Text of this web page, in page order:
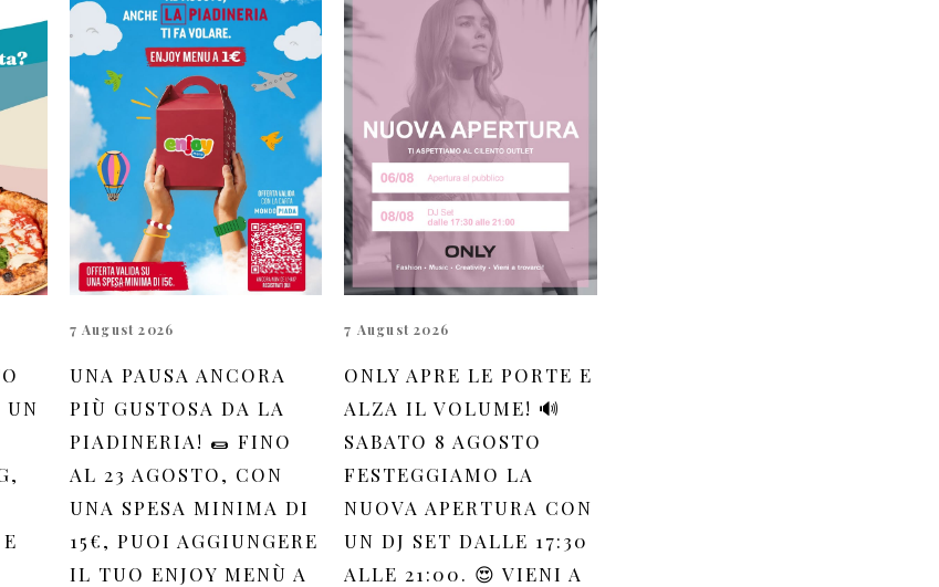
UN
7 August 2026
UNA PAUSA ANCORA
PIÙ GUSTOSA DA LA
PIADINERIA! 🌯 FINO
AL 23 AGOSTO, CON
UNA SPESA MINIMA DI
15€, PUOI AGGIUNGERE
IL TUO ENJOY MENÙ A
7 August 2026
ONLY APRE LE PORTE E
ALZA IL VOLUME! 🔊
SABATO 8 AGOSTO
FESTEGGIAMO LA
NUOVA APERTURA CON
UN DJ SET DALLE 17:30
ALLE 21:00. 😍 VIENI A